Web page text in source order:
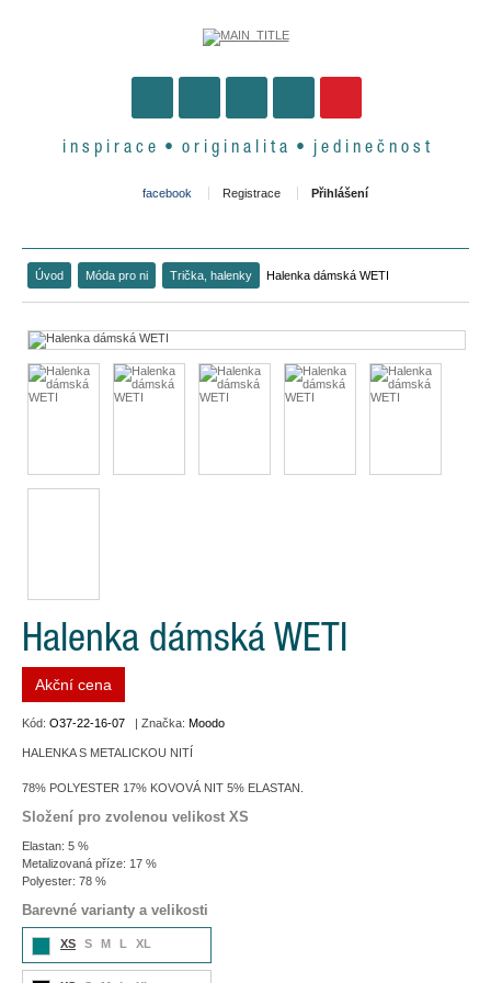
i n s p i r a c e • o r i g i n a l i t a • j e d i n e č n o s t
facebook Registrace Přihlášení
Úvod Móda pro ni Trička, halenky Halenka dámská WETI
Halenka dámská WETI
Akční cena
Kód: O37-22-16-07 | Značka: Moodo
HALENKA S METALICKOU NITÍ
78% POLYESTER 17% KOVOVÁ NIT 5% ELASTAN.
Složení pro zvolenou velikost XS
Elastan: 5 %
Metalizovaná příze: 17 %
Polyester: 78 %
Barevné varianty a velikosti
XS S M L XL